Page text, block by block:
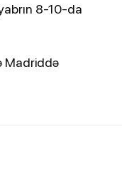
8-10-da
Madriddə